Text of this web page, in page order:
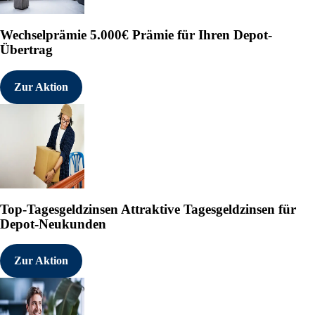
Leistungsspektrum in den
integriertes Portfolio für
Der vollständige
Wechselprämie 5.000€ Prämie für Ihren Depot-
Übertrag
Zur Aktion
Top-Tagesgeldzinsen Attraktive Tagesgeldzinsen für
Depot-Neukunden
Zur Aktion